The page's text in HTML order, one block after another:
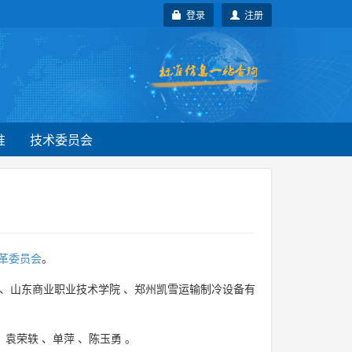
注册
登录
技术委员会
委员会。
山东商业职业技术学院 、 郑州凯雪运输制冷设备有
袁荣轶 、 单萍 、 陈玉勇 。